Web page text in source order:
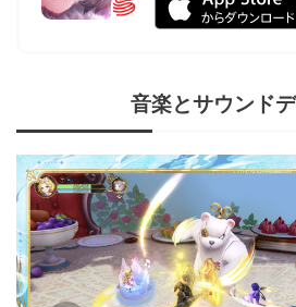
音楽とサウンド